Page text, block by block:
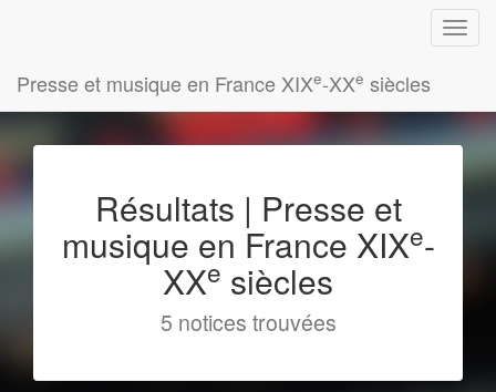
Presse et musique en France XIXe-XXe siècles
Résultats | Presse et
musique en France XIXe-
XXe siècles
5 notices trouvées